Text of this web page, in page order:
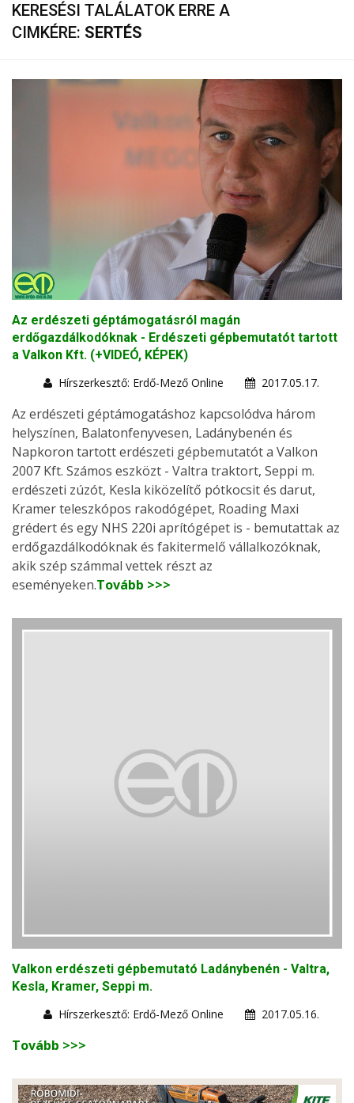
KERESÉSI TALÁLATOK ERRE A
CIMKÉRE: SERTÉS
Az erdészeti géptámogatásról magán
erdőgazdálkodóknak - Erdészeti gépbemutatót tartott
a Valkon Kft. (+VIDEÓ, KÉPEK)
Hírszerkesztő: Erdő-Mező Online
2017.05.17.
Az erdészeti géptámogatáshoz kapcsolódva három
helyszínen, Balatonfenyvesen, Ladánybenén és
Napkoron tartott erdészeti gépbemutatót a Valkon
2007 Kft. Számos eszközt - Valtra traktort, Seppi m.
erdészeti zúzót, Kesla kiközelítő pótkocsit és darut,
Kramer teleszkópos rakodógépet, Roading Maxi
grédert és egy NHS 220i aprítógépet is - bemutattak az
erdőgazdálkodóknak és fakitermelő vállalkozóknak,
akik szép számmal vettek részt az
eseményeken.Tovább >>>
Valkon erdészeti gépbemutató Ladánybenén - Valtra,
Kesla, Kramer, Seppi m.
Hírszerkesztő: Erdő-Mező Online
2017.05.16.
Tovább >>>